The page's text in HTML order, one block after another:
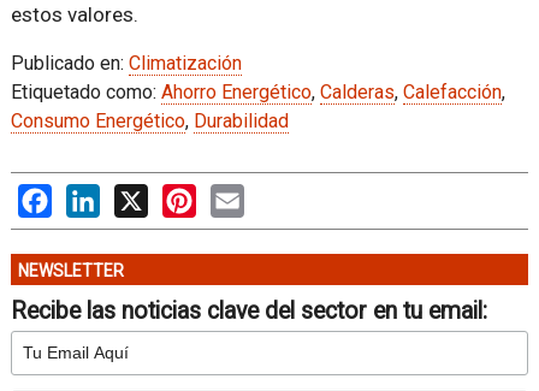
estos valores.
Publicado en: Climatización
Etiquetado como: Ahorro Energético, Calderas, Calefacción,
Consumo Energético, Durabilidad
FacebookLinkedIn
X PinterestEmail
NEWSLETTER
Recibe las noticias clave del sector en tu email: